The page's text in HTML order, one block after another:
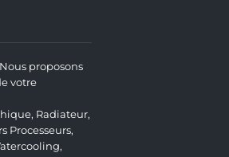
proposons
votre
, Radiateur,
Processeurs,